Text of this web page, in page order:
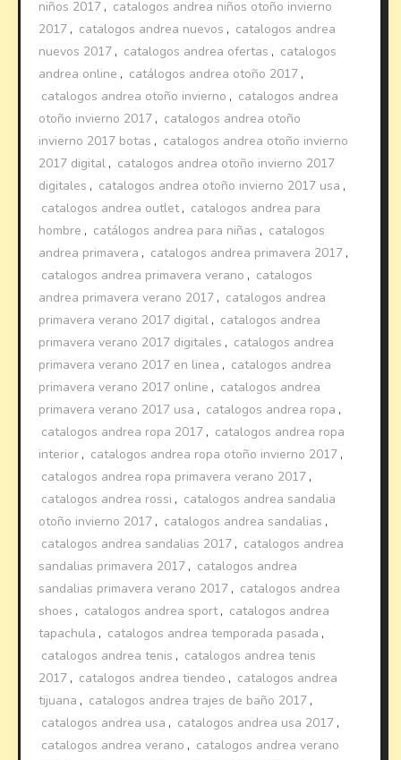
niños 2017 , catalogos andrea niños otoño invierno
2017 , catalogos andrea nuevos , catalogos andrea
nuevos 2017 , catalogos andrea ofertas , catalogos
andrea online , catálogos andrea otoño 2017 ,
catalogos andrea otoño invierno , catalogos andrea
otoño invierno 2017 , catalogos andrea otoño
invierno 2017 botas , catalogos andrea otoño invierno
2017 digital , catalogos andrea otoño invierno 2017
digitales , catalogos andrea otoño invierno 2017 usa ,
catalogos andrea outlet, catalogos andrea para
hombre , catálogos andrea para niñas , catalogos
andrea primavera , catalogos andrea primavera 2017 ,
catalogos andrea primavera verano , catalogos
andrea primavera verano 2017 , catalogos andrea
primavera verano 2017 digital , catalogos andrea
primavera verano 2017 digitales , catalogos andrea
primavera verano 2017 en linea , catalogos andrea
primavera verano 2017 online , catalogos andrea
primavera verano 2017 usa , catalogos andrea ropa ,
catalogos andrea ropa 2017 , catalogos andrea ropa
interior , catalogos andrea ropa otoño invierno 2017 ,
catalogos andrea ropa primavera verano 2017 ,
catalogos andrea rossi , catalogos andrea sandalia
otoño invierno 2017 , catalogos andrea sandalias ,
catalogos andrea sandalias 2017 , catalogos andrea
sandalias primavera 2017 , catalogos andrea
sandalias primavera verano 2017 , catalogos andrea
shoes , catalogos andrea sport, catalogos andrea
tapachula , catalogos andrea temporada pasada ,
catalogos andrea tenis , catalogos andrea tenis
2017 , catalogos andrea tiendeo , catalogos andrea
tijuana , catalogos andrea trajes de baño 2017 ,
catalogos andrea usa , catalogos andrea usa 2017 ,
catalogos andrea verano , catalogos andrea verano